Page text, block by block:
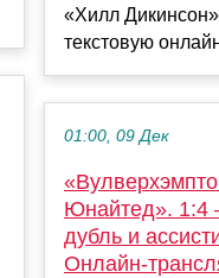
«Хилл
текстовую
01:00, 09 Дек
Юнайтед». 1:4
дубль и
Онлайн-